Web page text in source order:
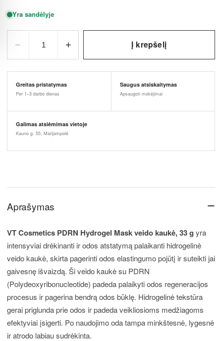
Aprašymas −
VT Cosmetics PDRN Hydrogel Mask veido kaukė, 33 g yra
intensyviai drėkinanti ir odos atstatymą palaikanti hidrogelinė
veido kaukė, skirta pagerinti odos elastingumo pojūtį ir suteikti jai
gaivesnę išvaizdą. Ši veido kaukė su PDRN
(Polydeoxyribonucleotide) padeda palaikyti odos regeneracijos
procesus ir pagerina bendrą odos būklę. Hidrogelinė tekstūra
gerai priglunda prie odos ir padeda veikliosioms medžiagoms
efektyviai įsigerti. Po naudojimo oda tampa minkštesnė, lygesnė
ir atrodo labiau sudrėkinta.
Yra sandėlyje
− 1 + Į krepšelį
Greitas pristatymas
Per 1–3 darbo dienas
Saugus atsiskaitymas
Apsaugoti mokėjimai
Galimas atsiėmimas vietoje
Kauno g. 55, Marijampolė